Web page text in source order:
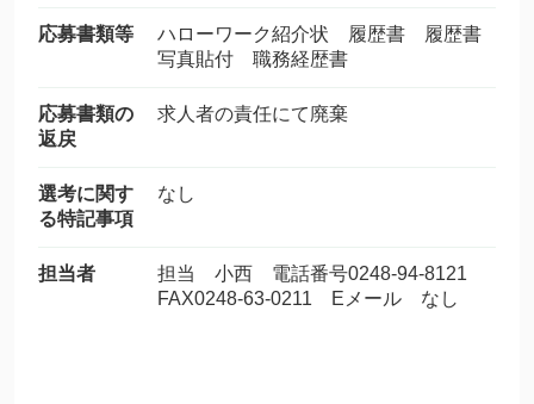
応募書類等
ハローワーク紹介状 履歴書 履歴書
写真貼付 職務経歴書
応募書類の
返戻
求人者の責任にて廃棄
選考に関す
る特記事項
なし
担当者
担当 小西 電話番号0248-94-8121
FAX0248-63-0211 Eメール なし